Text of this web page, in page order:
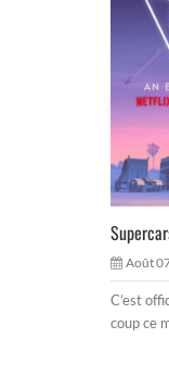
Août
C’est
coup ce